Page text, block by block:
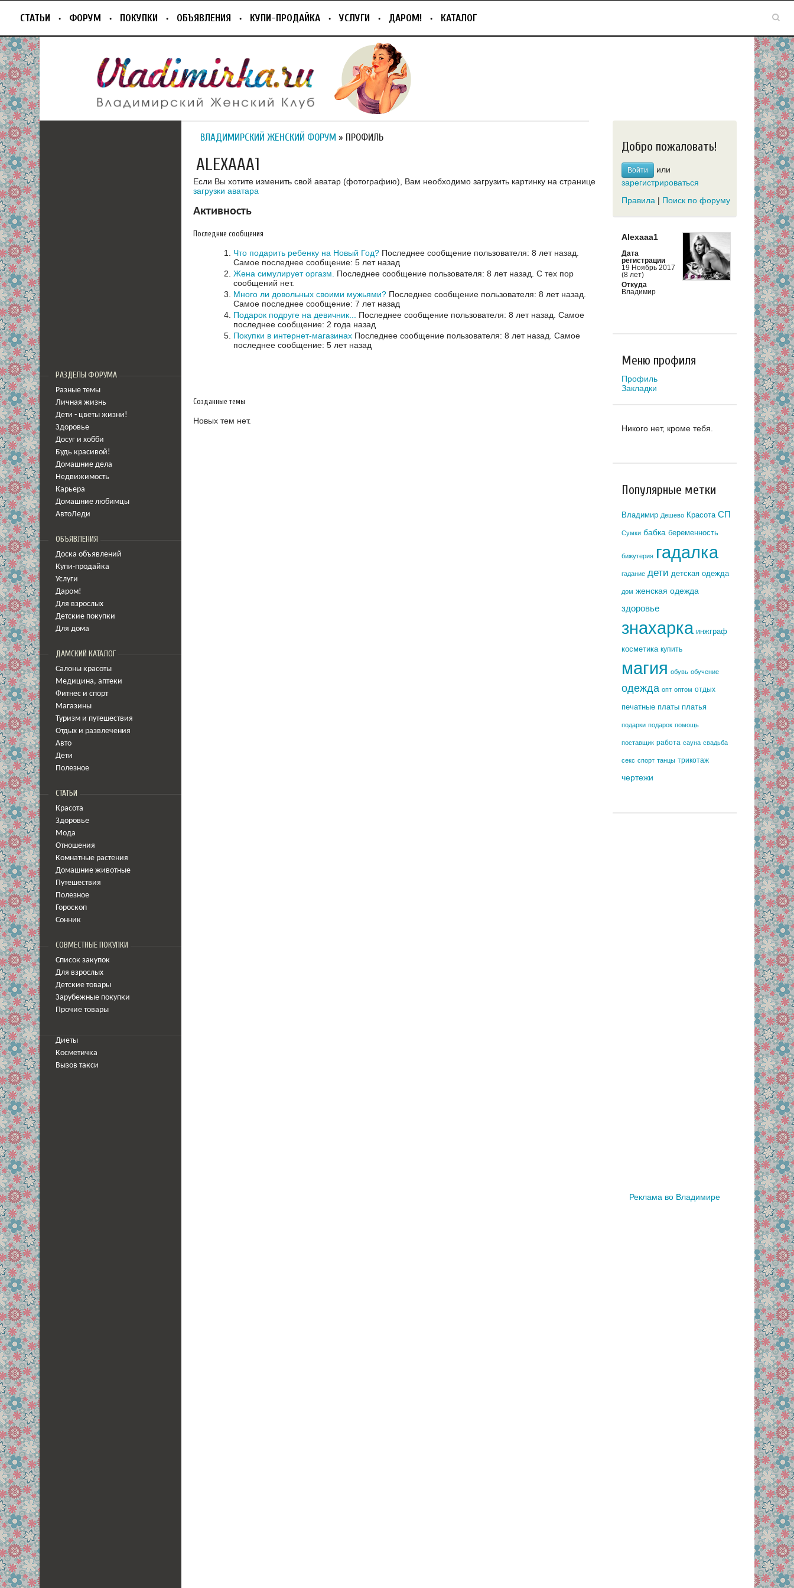
СТАТЬИ ФОРУМ ПОКУПКИ ОБЪЯВЛЕНИЯ КУПИ-ПРОДАЙКА УСЛУГИ ДАРОМ! КАТАЛОГ
РАЗДЕЛЫ ФОРУМА
Разные темы
Личная жизнь
Дети - цветы жизни!
Здоровье
Досуг и хобби
Будь красивой!
Домашние дела
Недвижимость
Карьера
Домашние любимцы
АвтоЛеди
ОБЪЯВЛЕНИЯ
Доска объявлений
Купи-продайка
Услуги
Даром!
Для взрослых
Детские покупки
Для дома
ДАМСКИЙ КАТАЛОГ
Салоны красоты
Медицина, аптеки
Фитнес и спорт
Магазины
Туризм и путешествия
Отдых и развлечения
Авто
Дети
Полезное
СТАТЬИ
Красота
Здоровье
Мода
Отношения
Комнатные растения
Домашние животные
Путешествия
Полезное
Гороскоп
Сонник
СОВМЕСТНЫЕ ПОКУПКИ
Список закупок
Для взрослых
Детские товары
Зарубежные покупки
Прочие товары
Диеты
Косметичка
Вызов такси
ВЛАДИМИРСКИЙ ЖЕНСКИЙ ФОРУМ » ПРОФИЛЬ
ALEXAAA1
Если Вы хотите изменить свой аватар (фотографию), Вам необходимо загрузить картинку на странице
загрузки аватара
Активность
Последние сообщения
Что подарить ребенку на Новый Год? Последнее сообщение пользователя: 8 лет назад.
Самое последнее сообщение: 5 лет назад
Жена симулирует оргазм.
Последнее сообщение пользователя: 8 лет назад. С тех пор
сообщений нет.
Много ли довольных своими мужьями? Последнее сообщение пользователя: 8 лет назад.
Самое последнее сообщение: 7 лет назад
Подарок подруге на девичник...
Последнее сообщение пользователя: 8 лет назад. Самое
последнее сообщение: 2 года назад
Покупки в интернет-магазинах Последнее сообщение пользователя: 8 лет назад. Самое
последнее сообщение: 5 лет назад
Созданные темы
Новых тем нет.
Добро пожаловать!
Войти
или
зарегистрироваться
Правила | Поиск по форуму
Alexaaa1
Дата
регистрации
19 Ноябрь 2017
(8 лет)
Откуда
Владимир
Меню профиля
Профиль
Закладки
Никого нет, кроме тебя.
Популярные метки
Владимир Дешево Красота СП
Сумки бабка беременность
бижутерия гадалка
гадание дети детская одежда
дом женская одежда
здоровье
знахарка инжграф
косметика купить
магия обувь обучение
одежда опт оптом отдых
печатные платы платья
подарки подарок помощь
поставщик работа сауна свадьба
секс спорт танцы трикотаж
чертежи
Реклама во Владимире